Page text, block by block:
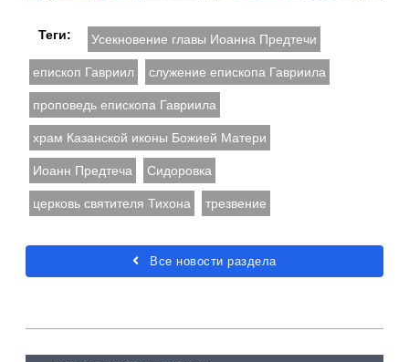
Теги: Усекновение главы Иоанна Предтечи
епископ Гавриил служение епископа Гавриила
проповедь епископа Гавриила
храм Казанской иконы Божией Матери
Иоанн Предтеча Сидоровка
церковь святителя Тихона трезвение
Все новости раздела